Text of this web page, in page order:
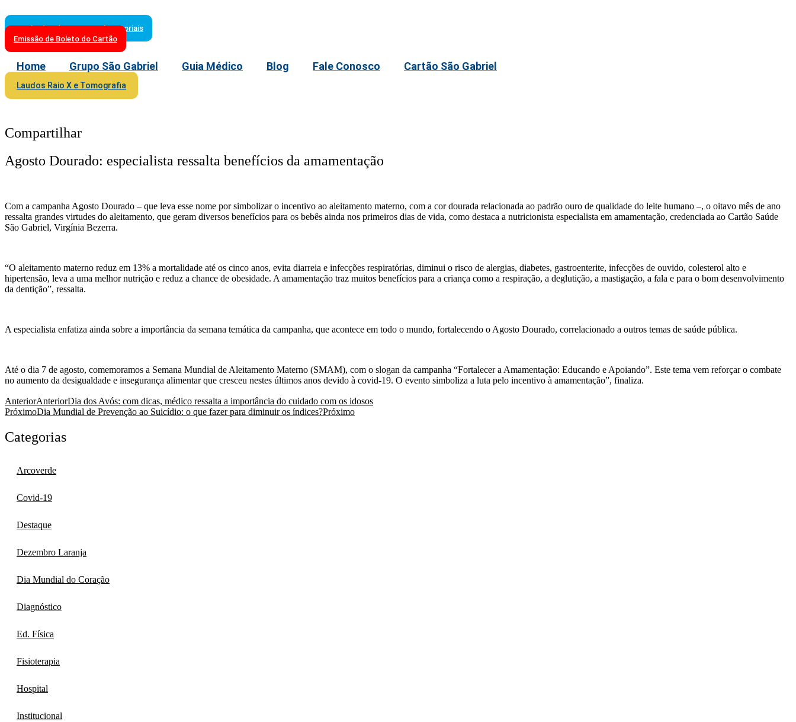
Resultados de Exames Laboratoriais
Emissão de Boleto do Cartão
Home Grupo São Gabriel Guia Médico Blog Fale Conosco Cartão São Gabriel
Laudos Raio X e Tomografia
Compartilhar
Agosto Dourado: especialista ressalta benefícios da amamentação
Com a campanha Agosto Dourado – que leva esse nome por simbolizar o incentivo ao aleitamento materno, com a cor dourada relacionada ao padrão ouro de qualidade do leite humano –, o oitavo mês de ano
ressalta grandes virtudes do aleitamento, que geram diversos benefícios para os bebês ainda nos primeiros dias de vida, como destaca a nutricionista especialista em amamentação, credenciada ao Cartão Saúde
São Gabriel, Virgínia Bezerra.
“O aleitamento materno reduz em 13% a mortalidade até os cinco anos, evita diarreia e infecções respiratórias, diminui o risco de alergias, diabetes, gastroenterite, infecções de ouvido, colesterol alto e
hipertensão, leva a uma melhor nutrição e reduz a chance de obesidade. A amamentação traz muitos benefícios para a criança como a respiração, a deglutição, a mastigação, a fala e para o bom desenvolvimento
da dentição”, ressalta.
A especialista enfatiza ainda sobre a importância da semana temática da campanha, que acontece em todo o mundo, fortalecendo o Agosto Dourado, correlacionado a outros temas de saúde pública.
Até o dia 7 de agosto, comemoramos a Semana Mundial de Aleitamento Materno (SMAM), com o slogan da campanha “Fortalecer a Amamentação: Educando e Apoiando”. Este tema vem reforçar o combate
no aumento da desigualdade e insegurança alimentar que cresceu nestes últimos anos devido à covid-19. O evento simboliza a luta pelo incentivo à amamentação”, finaliza.
AnteriorAnteriorDia dos Avós: com dicas, médico ressalta a importância do cuidado com os idosos
PróximoDia Mundial de Prevenção ao Suicídio: o que fazer para diminuir os índices?Próximo
Categorias
Arcoverde
Covid-19
Destaque
Dezembro Laranja
Dia Mundial do Coração
Diagnóstico
Ed. Física
Fisioterapia
Hospital
Institucional